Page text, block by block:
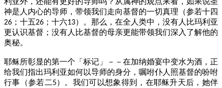
神是人内心的导师，带领我们走向基督的一切真理（参若十四
26 ；十五26 ；十六13）。那么，在全人类中，没有人比玛利亚
更认识基督；没有人比基督的母亲更能带领我们深入了解他的
奥秘。
耶稣所彰显的第一个「标记」－－在加纳婚宴中变水为酒，正
给我们指出玛利亚如何以导师的身分，嘱咐仆人照基督的吩咐
行事（参若二5）。我们可以想象得到，在耶稣升天后，她伴